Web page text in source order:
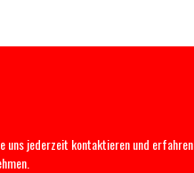
uns jederzeit kontaktieren und erfahren